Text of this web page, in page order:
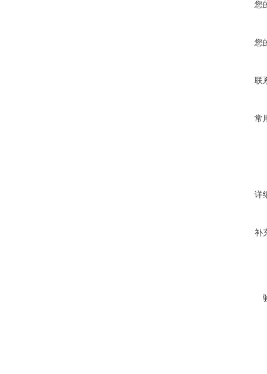
您
您
联
常
详
补